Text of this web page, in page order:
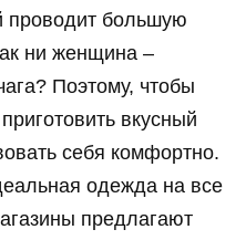
проводит большую
ни женщина –
Поэтому, чтобы
вкусный
себя комфортно.
одежда на все
предлагают